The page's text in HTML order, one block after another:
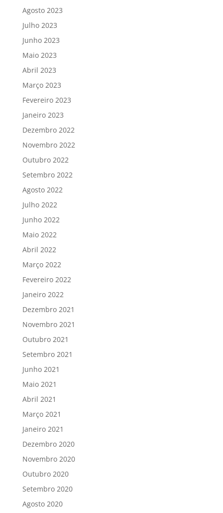
Agosto 2023
Julho 2023
Junho 2023
Maio 2023
Abril 2023
Março 2023
Fevereiro 2023
Janeiro 2023
Dezembro 2022
Novembro 2022
Outubro 2022
Setembro 2022
Agosto 2022
Julho 2022
Junho 2022
Maio 2022
Abril 2022
Março 2022
Fevereiro 2022
Janeiro 2022
Dezembro 2021
Novembro 2021
Outubro 2021
Setembro 2021
Junho 2021
Maio 2021
Abril 2021
Março 2021
Janeiro 2021
Dezembro 2020
Novembro 2020
Outubro 2020
Setembro 2020
Agosto 2020